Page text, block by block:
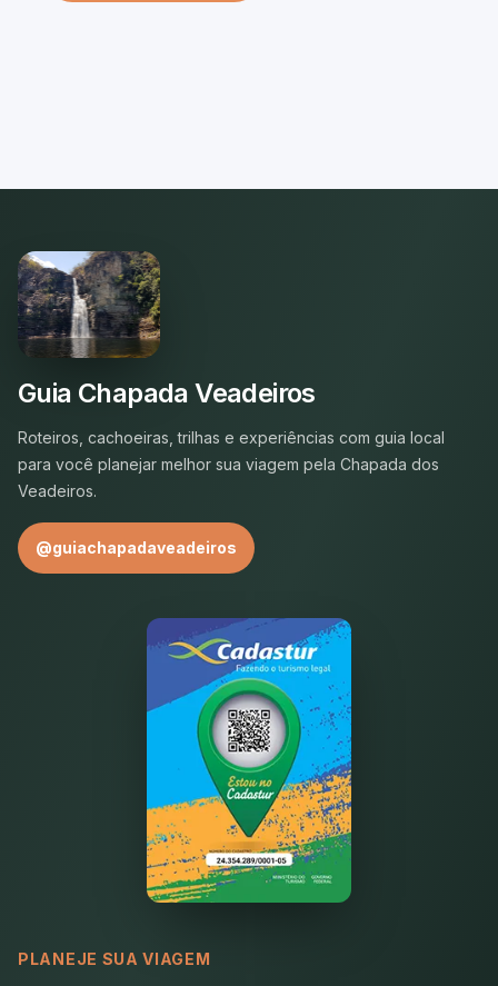
Guia Chapada Veadeiros
Roteiros, cachoeiras, trilhas e experiências com guia local
para você planejar melhor sua viagem pela Chapada dos
Veadeiros.
@guiachapadaveadeiros
PLANEJE SUA VIAGEM